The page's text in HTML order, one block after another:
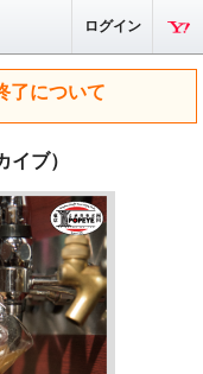
ログイン
了について
ブ）